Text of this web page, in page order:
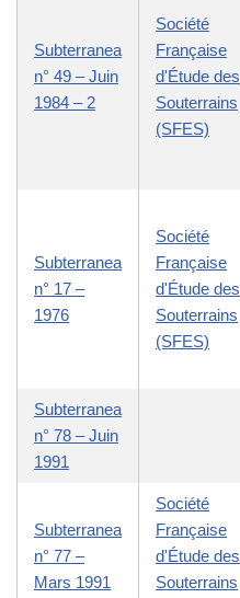
Subterranea
n° 49 – Juin
1984 – 2
Société
Française
d'Étude des
Souterrains
(SFES)
Subterranea
n° 17 –
1976
Société
Française
d'Étude des
Souterrains
(SFES)
Subterranea
n° 78 – Juin
1991
Subterranea
n° 77 –
Mars 1991
Société
Française
d'Étude des
Souterrains